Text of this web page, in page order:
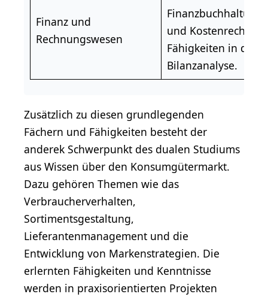
Finanz und
Rechnungswesen
Finanzbuchhaltung
und
Fähigkeiten in der
Bilanzanalyse.
Zusätzlich zu diesen grundlegenden
Fächern und Fähigkeiten besteht der
anderek Schwerpunkt des dualen Studiums
aus Wissen über den Konsumgütermarkt.
Dazu gehören Themen wie das
Verbraucherverhalten,
Sortimentsgestaltung,
Lieferantenmanagement und die
Entwicklung von Markenstrategien. Die
erlernten Fähigkeiten und Kenntnisse
werden in praxisorientierten Projekten